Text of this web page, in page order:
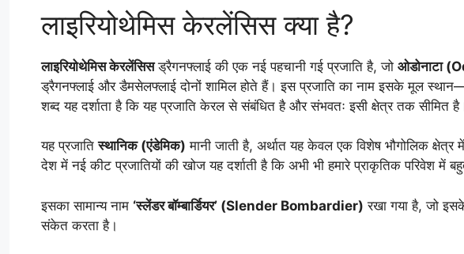
लाइरियोथेमिस केरलेंसिस क्या है?
लाइरियोथेमिस केरलेंसिसड्रैगनफ्लाई की एक नई पहचानी गई प्रजाति है, जो ओडोनाटा
ड्रैगनफ्लाई और डैमसेलफ्लाई दोनों शामिल होते हैं। इस प्रजाति का नाम इसके मूल
शब्द यह दर्शाता है कि यह प्रजाति केरल से संबंधित है और संभवतः इसी क्षेत्र तक सीमित
यह प्रजातिस्थानिक (एंडेमिक) मानी जाती है, अर्थात यह केवल एक विशेष भौगोलिक क्षेत्र
देश में नई कीट प्रजातियों की खोज यह दर्शाती है कि अभी भी हमारे प्राकृतिक परिवेश
इसका सामान्य नाम ‘स्लेंडर बॉम्बार्डियर’ (Slender Bombardier) रखा गया है, जो
संकेत करता है।